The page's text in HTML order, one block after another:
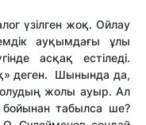
үзілген жоқ. Ойлау
ауқымдағы ұлы
асқақ естіледі.
деген. Шынында да,
жолы ауыр. Ал
бойынан табылса ше?